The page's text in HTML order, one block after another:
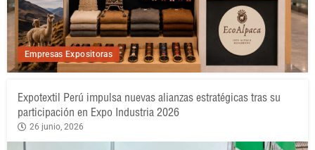
Empresas Expositoras
Expotextil Perú impulsa nuevas alianzas estratégicas tras su
participación en Expo Industria 2026
26 junio, 2026